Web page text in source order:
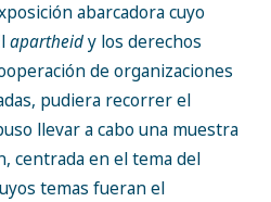
abarcadora cuyo
apartheidy los derechos
de organizaciones
pudiera recorrer el
llevar a cabo una muestra
centrada en el tema del
temas fueran el